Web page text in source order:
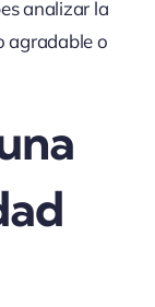
analizar la
agradable o